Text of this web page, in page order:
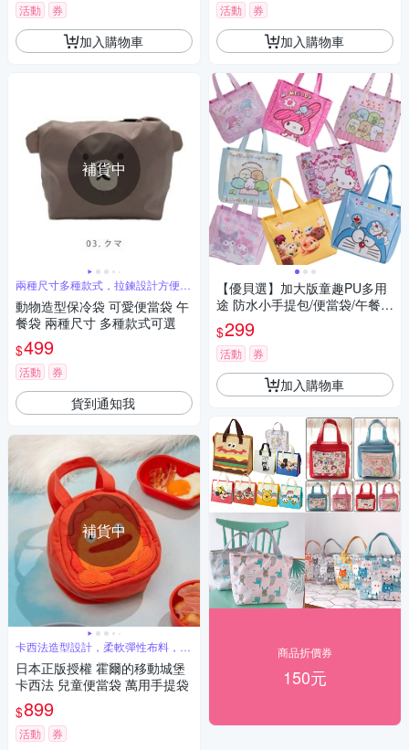
活動 券
加入購物車
補貨中
兩種尺寸多種款式，拉鍊設計方便開
關
動物造型保冷袋 可愛便當袋 午
餐袋 兩種尺寸 多種款式可選
$499
活動 券
貨到通知我
補貨中
卡西法造型設計，柔軟彈性布料，拉
鍊設計
日本正版授權 霍爾的移動城堡
卡西法 兒童便當袋 萬用手提袋
$899
活動 券
活動 券
加入購物車
【優貝選】加大版童趣PU多用
途 防水小手提包/便當袋/午餐提
包
$299
活動 券
加入購物車
商品折價券
150元